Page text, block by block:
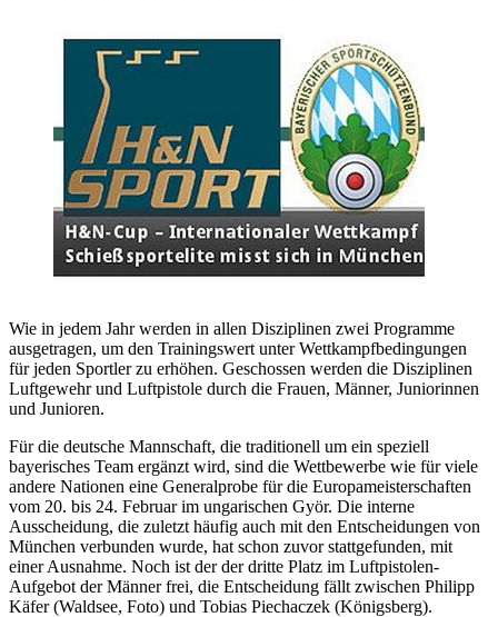
Wie in jedem Jahr werden in allen Disziplinen zwei Programme
ausgetragen, um den Trainingswert unter Wettkampfbedingungen
für jeden Sportler zu erhöhen. Geschossen werden die Disziplinen
Luftgewehr und Luftpistole durch die Frauen, Männer, Juniorinnen
und Junioren.
Für die deutsche Mannschaft, die traditionell um ein speziell
bayerisches Team ergänzt wird, sind die Wettbewerbe wie für viele
andere Nationen eine Generalprobe für die Europameisterschaften
vom 20. bis 24. Februar im ungarischen Györ. Die interne
Ausscheidung, die zuletzt häufig auch mit den Entscheidungen von
München verbunden wurde, hat schon zuvor stattgefunden, mit
einer Ausnahme. Noch ist der der dritte Platz im Luftpistolen-
Aufgebot der Männer frei, die Entscheidung fällt zwischen Philipp
Käfer (Waldsee, Foto) und Tobias Piechaczek (Königsberg).